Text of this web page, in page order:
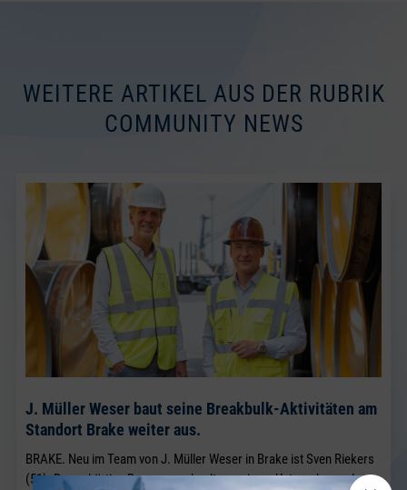
WEITERE ARTIKEL AUS DER RUBRIK
COMMUNITY NEWS
J. Müller Weser baut seine Breakbulk-Aktivitäten am
Standort Brake weiter aus.
BRAKE. Neu im Team von J. Müller Weser in Brake ist Sven Riekers
(51). Der gebürtige Bremer wechselt aus einem Unternehmen der